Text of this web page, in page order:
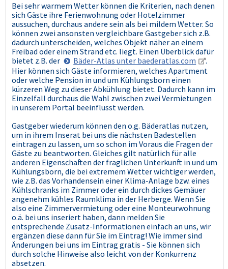
Bei sehr warmem Wetter können die Kriterien, nach denen
sich Gäste ihre Ferienwohnung oder Hotelzimmer
aussuchen, durchaus andere sein als bei mildem Wetter. So
können zwei ansonsten vergleichbare Gastgeber sich z.B.
dadurch unterscheiden, welches Objekt näher an einem
Freibad oder einem Strand etc. liegt. Einen Überblick dafür
bietet z.B. der
Bäder-Atlas unter baederatlas.com
.
Hier können sich Gäste informieren, welches Apartment
oder welche Pension in und um Kühlungsborn einen
kürzeren Weg zu dieser Abkühlung bietet. Dadurch kann im
Einzelfall durchaus die Wahl zwischen zwei Vermietungen
in unserem Portal beeinflusst werden.
Gastgeber wiederum können den o.g. Bäderatlas nutzen,
um in ihrem Inserat bei uns die nächsten Badestellen
eintragen zu lassen, um so schon im Voraus die Fragen der
Gäste zu beantworten. Gleiches gilt natürlich für alle
anderen Eigenschaften der fraglichen Unterkunft in und um
Kühlungsborn, die bei extremem Wetter wichtiger werden,
wie z.B. das Vorhandensein einer Klima-Anlage bzw. eines
Kühlschranks im Zimmer oder ein durch dickes Gemäuer
angenehm kühles Raumklima in der Herberge. Wenn Sie
also eine Zimmervermietung oder eine Monteurwohnung
o.ä. bei uns inseriert haben, dann melden Sie
entsprechende Zusatz-Informationen einfach an uns, wir
ergänzen diese dann für Sie im Eintrag! Wie immer sind
Änderungen bei uns im Eintrag gratis - Sie können sich
durch solche Hinweise also leicht von der Konkurrenz
absetzen.